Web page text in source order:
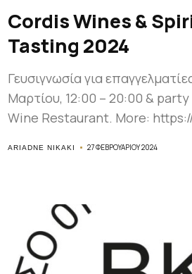
Cordis Wines &
Tasting 2024
Γευσιγνωσία για
Μαρτίου, 12:00 – 20:00 &
Wine Restaurant. More:
ARIADNE NIKAKI 27 ΦΕΒΡΟΥΑΡΊΟΥ 2024